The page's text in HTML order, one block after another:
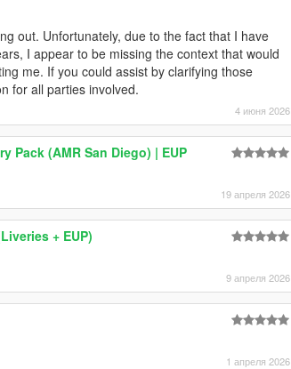
out. Unfortunately, due to the fact that I have
I appear to be missing the context that would
me. If you could assist by clarifying those
for all parties involved.
4 июня 2026
Pack (AMR San Diego) | EUP
19 апреля 2026
+ EUP)
9 апреля 2026
1 апреля 2026